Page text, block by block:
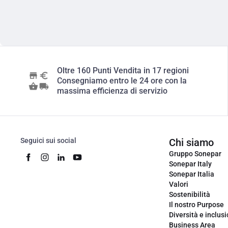
Oltre 160 Punti Vendita in 17 regioni
Consegniamo entro le 24 ore con la
massima efficienza di servizio
Seguici sui social Chi siamo
Gruppo Sonepar
Sonepar Italy
Sonepar Italia
Valori
Sostenibilità
Il nostro Purpose
Diversità e
Business Area